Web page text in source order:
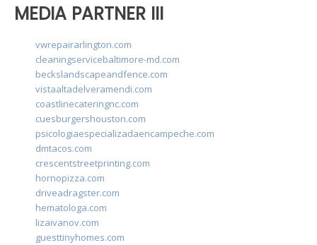
MEDIA PARTNER III
vwrepairarlington.com
cleaningservicebaltimore-md.com
beckslandscapeandfence.com
vistaaltadelveramendi.com
coastlinecateringnc.com
cuesburgershouston.com
psicologiaespecializadaencampeche.com
dmtacos.com
crescentstreetprinting.com
hornopizza.com
driveadragster.com
hematologa.com
lizaivanov.com
guesttinyhomes.com